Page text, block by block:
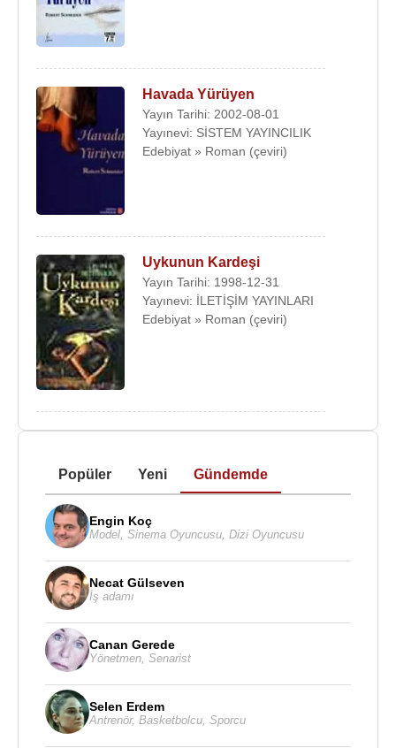
Havada Yürüyen
Yayın Tarihi: 2002-08-01
Yayınevi: SİSTEM YAYINCILIK
Edebiyat » Roman (çeviri)
Uykunun Kardeşi
Yayın Tarihi: 1998-12-31
Yayınevi: İLETİŞİM YAYINLARI
Edebiyat » Roman (çeviri)
Popüler Yeni Gündemde
Engin Koç
Model, Sinema Oyuncusu, Dizi Oyuncusu
Necat Gülseven
İş adamı
Canan Gerede
Yönetmen, Senarist
Selen Erdem
Antrenör, Basketbolcu, Sporcu